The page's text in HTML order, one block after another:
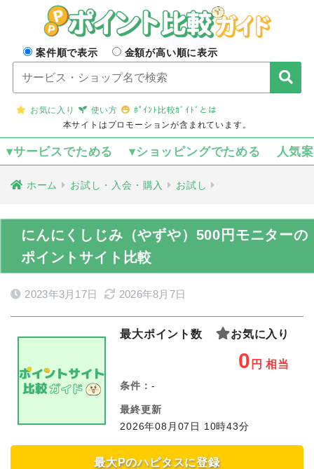
案件順で表示 金額が高い順に表示
お気に入り 使い方
ﾎﾟｲﾝﾄ比較ｶﾞｲﾄﾞとは
本サイトはプロモーションが含まれています。
▾サービスでためる ▾ショッピングでためる 人気
ホーム お試し・入会・購入 お試し
にんにくしじみ（やずや）500円モニターの
ポイントサイト比較
2023年3月17日 2026年8月7日
最大ポイント数 お気に入り
0 円 相当
条件： -
最終更新
2026年08月07日 10時43分
最大Pのハピタスに登録